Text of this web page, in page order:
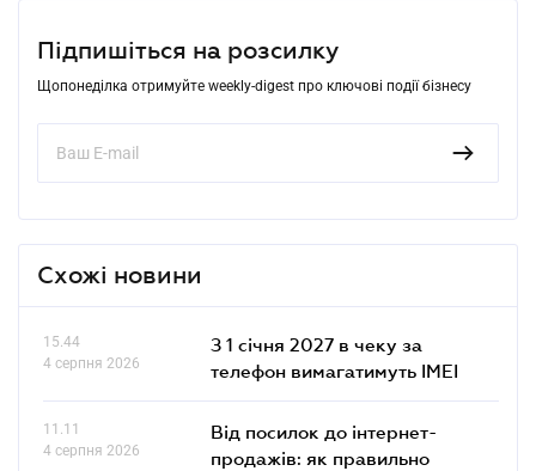
Підпишіться на розсилку
Щопонеділка отримуйте weekly-digest про ключові події бізнесу
Схожі новини
15.44
4 серпня 2026
З 1 січня 2027 в чеку за
телефон вимагатимуть IMEI
11.11
4 серпня 2026
Від посилок до інтернет-
продажів: як правильно